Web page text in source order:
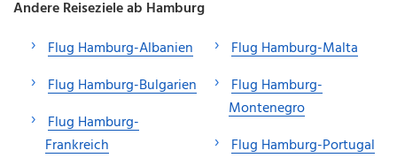
Andere Reiseziele ab Hamburg
Flug Hamburg-Albanien
Flug Hamburg-Bulgarien
Flug Hamburg-
Frankreich
Flug Hamburg-Malta
Flug Hamburg-
Montenegro
Flug Hamburg-Portugal